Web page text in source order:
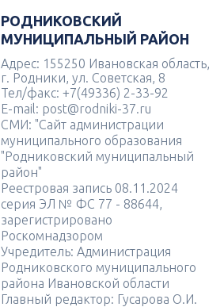
РОДНИКОВСКИЙ
МУНИЦИПАЛЬНЫЙ РАЙОН
Адрес: 155250 Ивановская область,
г. Родники, ул. Советская, 8
Тел/факс: +7(49336) 2-33-92
E-mail: post@rodniki-37.ru
СМИ: "Сайт администрации
муниципального образования
"Родниковский муниципальный
район"
Реестровая запись 08.11.2024
серия ЭЛ № ФС 77 - 88644,
зарегистрировано
Роскомнадзором
Учредитель: Администрация
Родниковского муниципального
района Ивановской области
Главный редактор: Гусарова О.И.